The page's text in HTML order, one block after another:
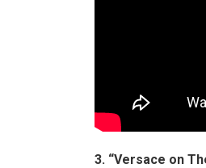
3. “Versace on